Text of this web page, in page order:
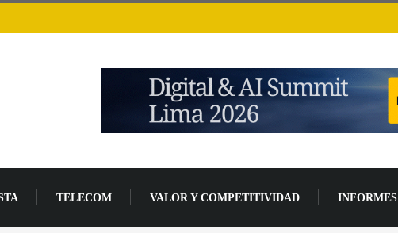
TELECOM VALOR Y COMPETITIVIDAD INFORMES